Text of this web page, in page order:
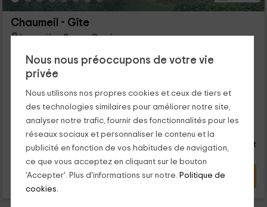
Nous nous préoccupons de votre vie
privée
Nous utilisons nos propres cookies et ceux de tiers et
des technologies similaires pour améliorer notre site,
analyser notre trafic, fournir des fonctionnalités pour les
réseaux sociaux et personnaliser le contenu et la
publicité en fonction de vos habitudes de navigation,
ce que vous acceptez en cliquant sur le bouton
'Accepter'. Plus d'informations sur notre.
Politique de
cookies.
Chaumeil - Gîte
Lamazière-Basse, Corrèze
Louer en entier
4 personnes
Contact direct
Réponse après 72h
de36
personne et nuit
VOIR L’OFFRE